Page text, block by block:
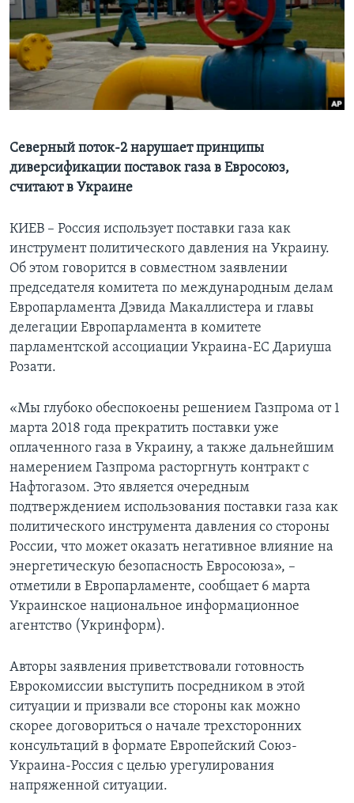
Learning English
СОЦИАЛЬНЫЕ СЕТИ
Языки
Северный поток-2 нарушает принципы
диверсификации поставок газа в Евросоюз,
считают в Украине
КИЕВ – Россия использует поставки газа как
инструмент политического давления на Украину.
Об этом говорится в совместном заявлении
председателя комитета по международным делам
Европарламента Дэвида Макаллистера и главы
делегации Европарламента в комитете
парламентской ассоциации Украина-ЕС Дариуша
Розати.
«Мы глубоко обеспокоены решением Газпрома от 1
марта 2018 года прекратить поставки уже
оплаченного газа в Украину, а также дальнейшим
намерением Газпрома расторгнуть контракт с
Нафтогазом. Это является очередным
подтверждением использования поставки газа как
политического инструмента давления со стороны
России, что может оказать негативное влияние на
энергетическую безопасность Евросоюза», –
отметили в Европарламенте, сообщает 6 марта
Украинское национальное информационное
агентство (Укринформ).
Авторы заявления приветствовали готовность
Еврокомиссии выступить посредником в этой
ситуации и призвали все стороны как можно
скорее договориться о начале трехсторонних
консультаций в формате Европейский Союз-
Украина-Россия с целью урегулирования
напряженной ситуации.